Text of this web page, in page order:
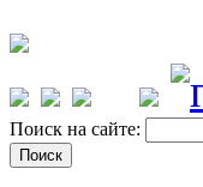
Поиск на сайте: